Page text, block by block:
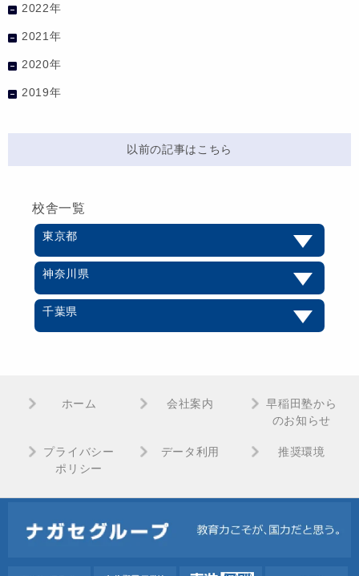
2022年
2021年
2020年
2019年
以前の記事はこちら
校舎一覧
東京都
神奈川県
千葉県
ホーム 会社案内
早稲田塾から
のお知らせ
プライバシー
ポリシー
データ利用 推奨環境